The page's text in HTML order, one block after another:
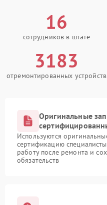
16
сотрудников в штате
3183
отремонтированных устройств
Оригинальные
Используются
сертификацию
работу после ремонта и
обязательств